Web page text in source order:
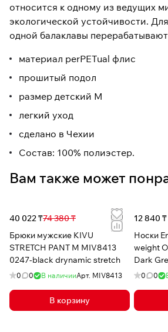
относится к одному из ведущих
экологической устойчивости.
одной балаклавы
материал perPETual флис
прошитый подол
размер детский M
легкий уход
сделано в Чехии
Состав: 100% полиэстер.
Вам также может
40 022 ₸74 380 ₸
Брюки мужские KIVU
STRETCH PANT M MIV8413
0247-black drynamic stretch
0 0 В наличииАрт. MIV8413
В корзину
12 840 ₸
Носки
weight
Dark
0 0